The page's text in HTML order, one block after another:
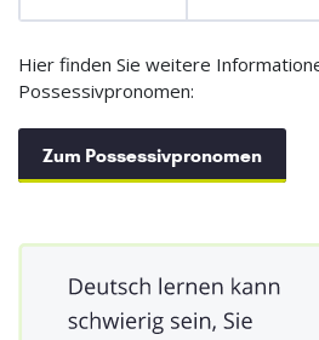
Hier finden Sie weitere
Possessivpronomen:
Zum Possessivpronomen